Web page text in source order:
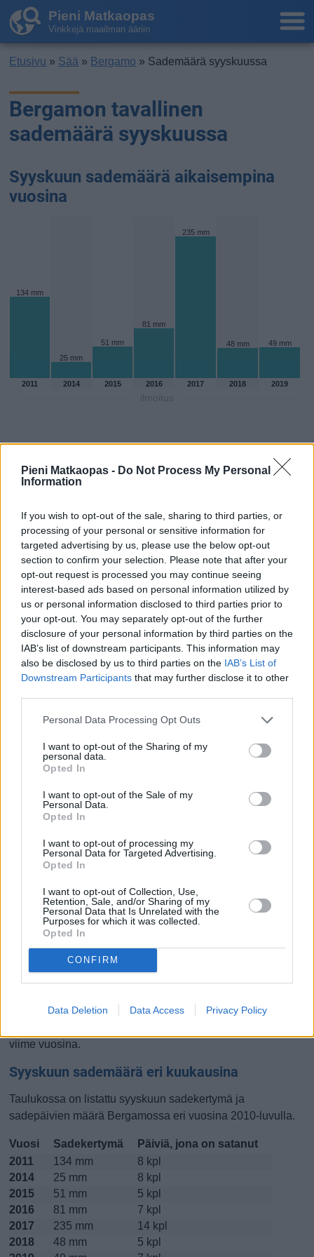
Pieni Matkaopas - Do Not Process My Personal
Information
If you wish to opt-out of the sale, sharing to third parties, or
processing of your personal or sensitive information for
targeted advertising by us, please use the below opt-out
section to confirm your selection. Please note that after your
opt-out request is processed you may continue seeing
interest-based ads based on personal information utilized by
us or personal information disclosed to third parties prior to
your opt-out. You may separately opt-out of the further
disclosure of your personal information by third parties on the
IAB’s list of downstream participants. This information may
also be disclosed by us to third parties on the IAB’s List of
Downstream Participants that may further disclose it to other
Personal Data Processing Opt Outs
I want to opt-out of the Sharing of my
personal data.
Opted In
I want to opt-out of the Sale of my
Personal Data.
Opted In
I want to opt-out of processing my
Personal Data for Targeted Advertising.
Opted In
I want to opt-out of Collection, Use,
Retention, Sale, and/or Sharing of my
Personal Data that Is Unrelated with the
Purposes for which it was collected.
Opted In
CONFIRM
Data Deletion Data Access Privacy Policy
Pieni Matkaopas
Vinkkejä maailman ääriin
Etusivu » Sää » Bergamo » Sademäärä syyskuussa
Bergamon tavallinen
sademäärä syyskuussa
Syyskuun sademäärä aikaisempina
vuosina
134 mm
25 mm
51 mm
81 mm
235 mm
48 mm 49 mm
2011 2014 2015 2016 2017 2018 2019
Sadepäivien määärä syyskuussa
aikaisempina vuosina
8 kpl
2014
Entä muut kuukaudet? Miten paljon
Bergamossa on satanut...
Huhtikuussa Toukokuussa Kesäkuussa
Heinäkuussa
Lokakuussa Marraskuussa
Kiinnostavatko lämpötilat?
viime vuosina.
Syyskuun sademäärä eri kuukausina
Taulukossa on listattu syyskuun sadekertymä ja
sadepäivien määrä Bergamossa eri vuosina 2010-luvulla.
Vuosi Sadekertymä
Päiviä, jona on satanut
2011
134 mm
8 kpl
2014
25 mm
8 kpl
2015
51 mm
5 kpl
2016
81 mm
7 kpl
2017
235 mm
14 kpl
2018
48 mm
5 kpl